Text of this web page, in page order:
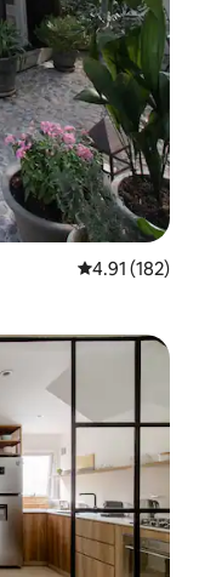
5 पैकी 4.91
4.91 (182)